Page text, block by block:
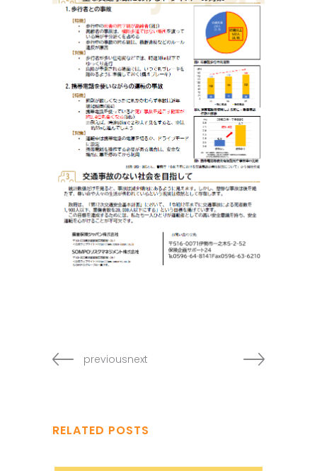
previousnext
RELATED POSTS